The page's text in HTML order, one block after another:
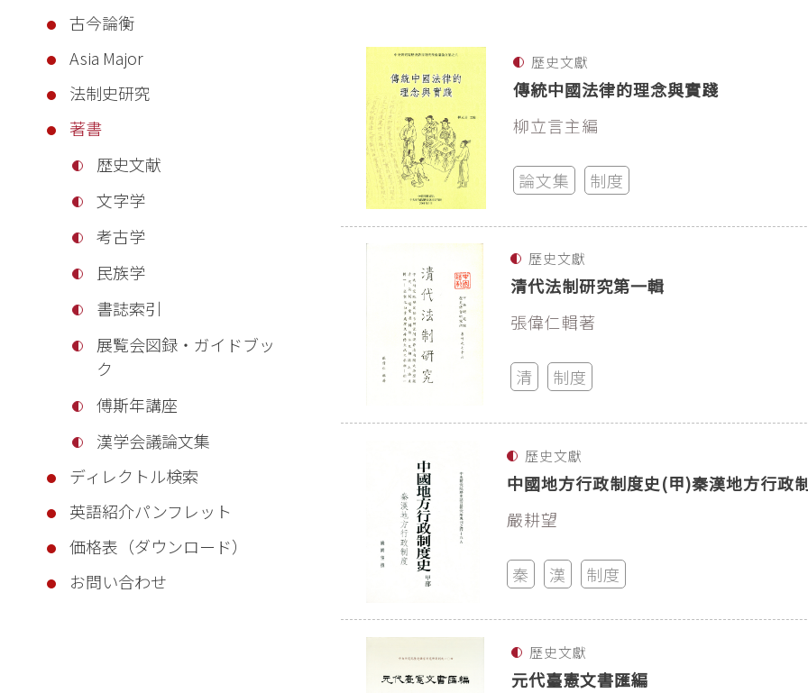
古今論衡
Asia Major
法制史研究
著書
歴史文献
文字学
考古学
民族学
書誌索引
展覧会図録・ガイドブッ
ク
傅斯年講座
漢学会議論文集
ディレクトル検索
英語紹介パンフレット
価格表（ダウンロード）
お問い合わせ
歷史文獻
傳統中國法律的理念與實踐
柳立言主編
論文集 制度
歷史文獻
清代法制研究第一輯
張偉仁輯著
清 制度
歷史文獻
中國地方行政制度史(甲)秦漢地方行政
嚴耕望
秦 漢 制度
歷史文獻
元代臺憲文書匯編